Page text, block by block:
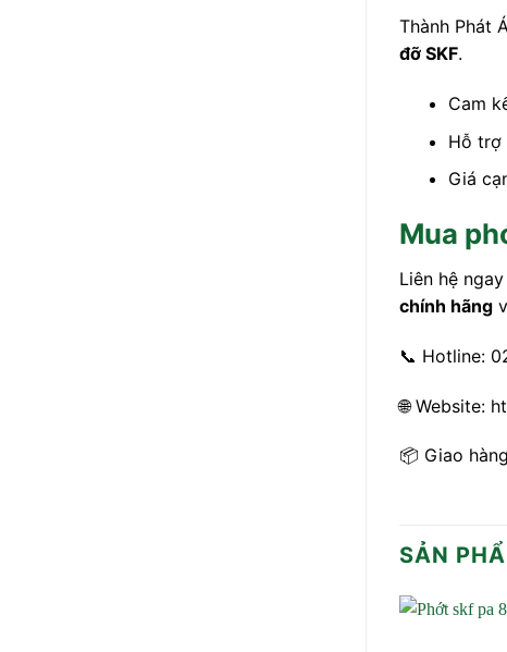
Thành Phát
đỡ SKF.
Cam
Hỗ trợ
Giá
Mua
Liên hệ ngay
chính hãng
📞 Hotline:
🌐 Website:
📦 Giao
SẢN